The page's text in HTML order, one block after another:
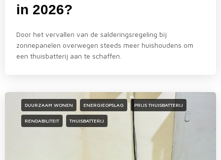
in 2026?
Door het vervallen van de salderingsregeling bij
zonnepanelen overwegen steeds meer huishoudens om
een thuisbatterij aan te schaffen.
DUURZAAM WONEN ENERGIEOPSLAG PRIJS THUISBATTERIJ
RENDABILITEIT THUISBATTERIJ